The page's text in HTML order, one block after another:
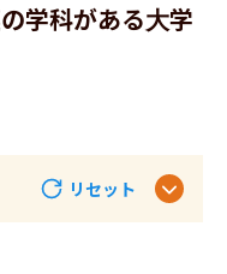
学科がある大学
リセット